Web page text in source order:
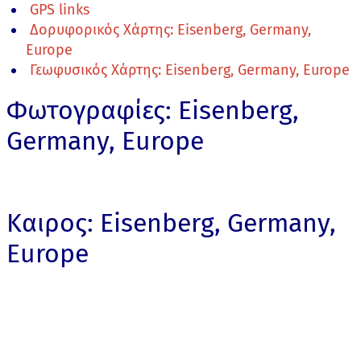
GPS links
Δορυφορικός Χάρτης: Eisenberg, Germany,
Europe
Γεωφυσικός Χάρτης: Eisenberg, Germany, Europe
Φωτογραφίες: Eisenberg,
Germany, Europe
Καιρος: Eisenberg, Germany,
Europe